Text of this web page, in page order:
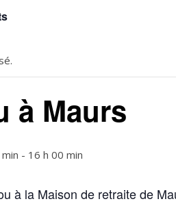
à Maurs
- 16 h 00 min
à la Maison de retraite de